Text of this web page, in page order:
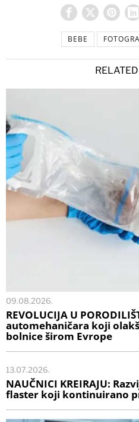
BEBE
09.08.2026.
REVOLUCIJA U
automehaničara koji
bolnice širom Evrope
13.07.2026.
NAUČNICI KREIRAJU:
flaster koji kontinuirano